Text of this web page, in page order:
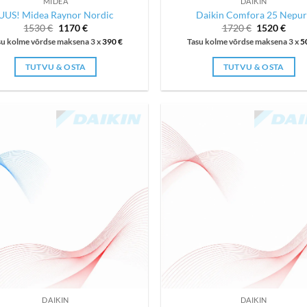
Midea Raynor Nordic
1530€ Algne
hind
oli:
1530 €.
1170€Current
price
is:
1170 €.
kolme võrdse maksena 3 x390€
TUTVU & OSTA
Daikin Comfora 25
1720€ Algne
hind
oli:
1720 €.
1520€
price
is:
1520
Tasu kolme võrdse maksena 3 x
TUTVU & OSTA
DAIKIN DAIKIN